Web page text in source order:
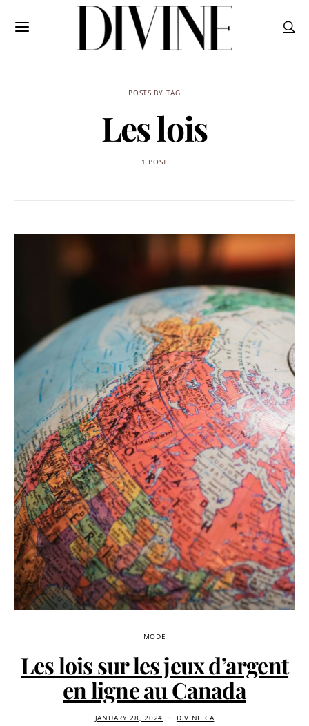
POSTS BY TAG
Les lois
1 POST
MODE
Les lois sur les jeux d’argent
en ligne au Canada
JANUARY 28, 2024 DIVINE.CA